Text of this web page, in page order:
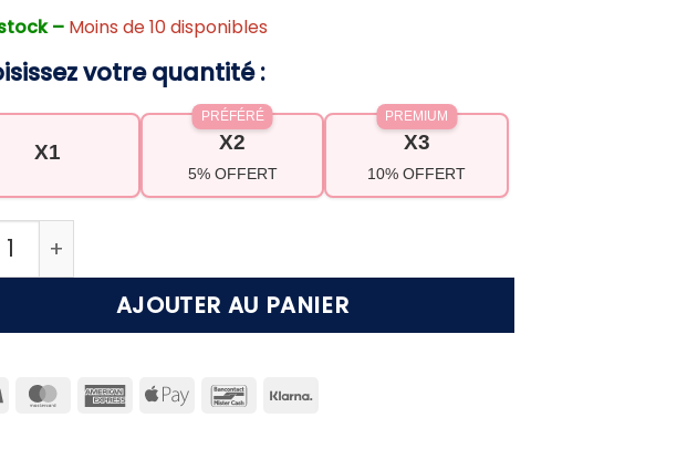
– Moins de 10 disponibles
votre quantité :
X1 X2
5% OFFERT
PRÉFÉRÉ
X3
10% OFFERT
PREMIUM
de Rouleau de jade – Massage visage anti-âge pour
AJOUTER AU PANIER
Visa MasterCardAmericanApple
Bancontact
Klarna